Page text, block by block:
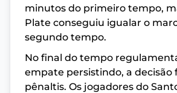
minutos do primeiro tempo,
Plate conseguiu igualar o
segundo tempo.
No final do tempo
empate persistindo, a decisão
pênaltis. Os jogadores do